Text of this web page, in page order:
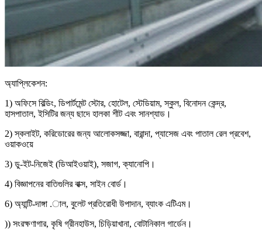
অ্যাপ্লিকেশন:
1) অফিসে বিল্ডিং, ডিপার্টমেন্ট স্টোর, হোটেল, স্টেডিয়াম, স্কুল, বিনোদন কেন্দ্র,
হাসপাতাল, ইসিটির জন্য ছাদে হালকা শীট এবং সানশ্যাড।
2) স্কলাইট, করিডোরের জন্য আলোকসজ্জা, বারান্দা, প্যাসেজ এবং পাতাল রেল প্রবেশ,
ওয়াকওয়ে
3) ডু-ইট-নিজেই (ডিআইওয়াই), সজাগ, ক্যানোপি।
4) বিজ্ঞাপনের বাতিগুলির বাক্স, সাইন বোর্ড।
6) অ্যান্টি-দাঙ্গা .াল, বুলেট প্রতিরোধী উপাদান, ব্যাংক এটিএম।
)) সংরক্ষণাগার, কৃষি গ্রীনহাউস, চিড়িয়াখানা, বোটানিকাল গার্ডেন।